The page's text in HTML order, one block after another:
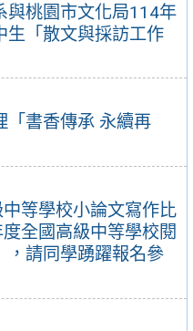
與桃園市文化局114年
生「散文與採訪工作
「書香傳承 永續再
等學校小論文寫作比
全國高級中等學校閱
，請同學踴躍報名參